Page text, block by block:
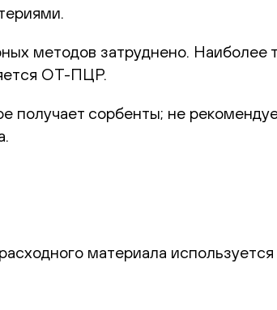
методов затруднено. Наиболее
ОТ-ПЦР.
получает сорбенты; не
материала